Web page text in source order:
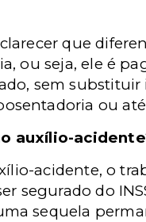
que
ou seja, ele é
sem
ou
auxílio-
acidente, o
segurado do
sequela